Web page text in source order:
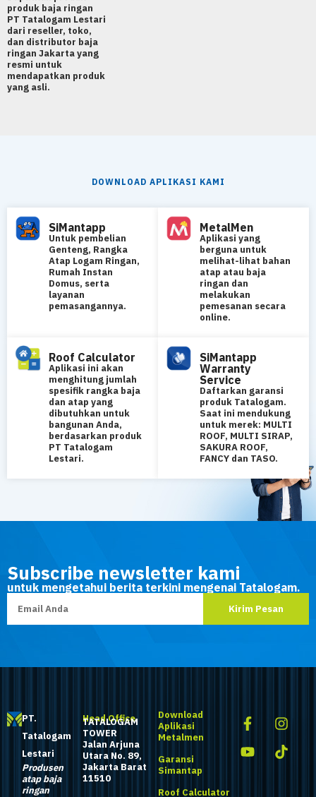
produk baja ringan
PT Tatalogam Lestari
dari reseller, toko,
dan distributor baja
ringan Jakarta yang
resmi untuk
mendapatkan produk
yang asli.
DOWNLOAD APLIKASI KAMI
SiMantapp
Untuk pembelian
Genteng, Rangka
Atap Logam Ringan,
Rumah Instan
Domus, serta
layanan
pemasangannya.
MetalMen
Aplikasi yang
berguna untuk
melihat-lihat bahan
atap atau baja
ringan dan
melakukan
pemesanan secara
online.
Roof Calculator
Aplikasi ini akan
menghitung jumlah
spesifik rangka baja
dan atap yang
dibutuhkan untuk
bangunan Anda,
berdasarkan produk
PT Tatalogam
Lestari.
SiMantapp
Warranty
Service
Daftarkan garansi
produk Tatalogam.
Saat ini mendukung
untuk merek: MULTI
ROOF, MULTI SIRAP,
SAKURA ROOF,
FANCY dan TASO.
Subscribe newsletter kami
untuk mengetahui berita terkini mengenai Tatalogam.
PT.
Tatalogam
Lestari
Produsen
atap baja
ringan
Head Office
TATALOGAM
TOWER
Jalan Arjuna
Utara No. 89,
Jakarta Barat
11510
Download
Aplikasi
Metalmen
Garansi
Simantap
Roof Calculator